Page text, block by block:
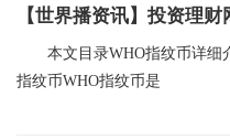
本文目录WHO指纹币详细
指纹币WHO指纹币是